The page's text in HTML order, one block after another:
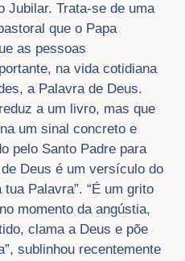
Jubilar. Trata-se de uma
que o Papa
as pessoas
na vida cotidiana
a Palavra de Deus.
a um livro, mas que
um sinal concreto e
pelo Santo Padre para
Deus é um versículo do
Palavra”. “É um grito
momento da angústia,
clama a Deus e põe
sublinhou recentemente